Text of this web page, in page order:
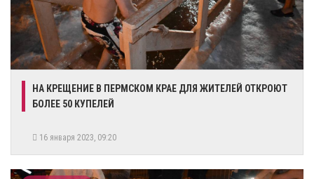
​НА КРЕЩЕНИЕ В ПЕРМСКОМ КРАЕ ДЛЯ ЖИТЕЛЕЙ ОТКРОЮТ
БОЛЕЕ 50 КУПЕЛЕЙ
16 января 2023, 09:20